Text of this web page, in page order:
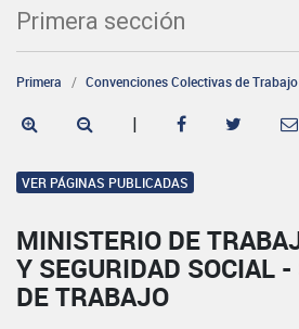
Primera sección
Primera Convenciones Colectivas de Trabajo
|
VER PÁGINAS PUBLICADAS
MINISTERIO DE
Y SEGURIDAD SOCIAL
DE TRABAJO